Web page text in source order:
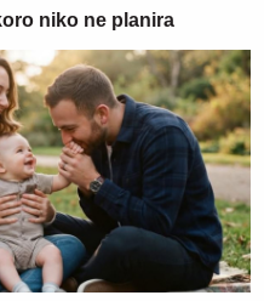
niko ne planira